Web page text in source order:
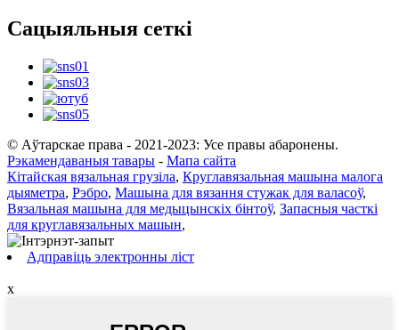
Сацыяльныя сеткі
© Аўтарскае права - 2021-2023: Усе правы абаронены.
Рэкамендаваныя тавары - Мапа сайта
Кітайская вязальная грузіла, Круглавязальная машына малога
дыяметра, Рэбро, Машына для вязання стужак для валасоў,
Вязальная машына для медыцынскіх бінтоў, Запасныя часткі
для круглавязальных машын,
Адправіць электронны ліст
x